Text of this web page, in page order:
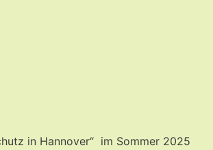
in Hannover“ im Sommer 2025